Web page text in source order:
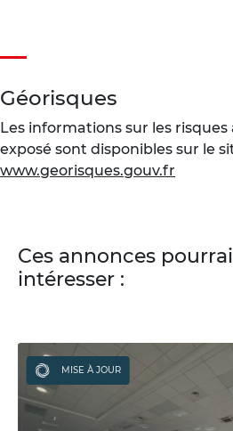
Géorisques
Les informations sur les
exposé sont disponibles sur le
www.georisques.gouv.fr
Ces annonces
intéresser :
MISE À JOUR